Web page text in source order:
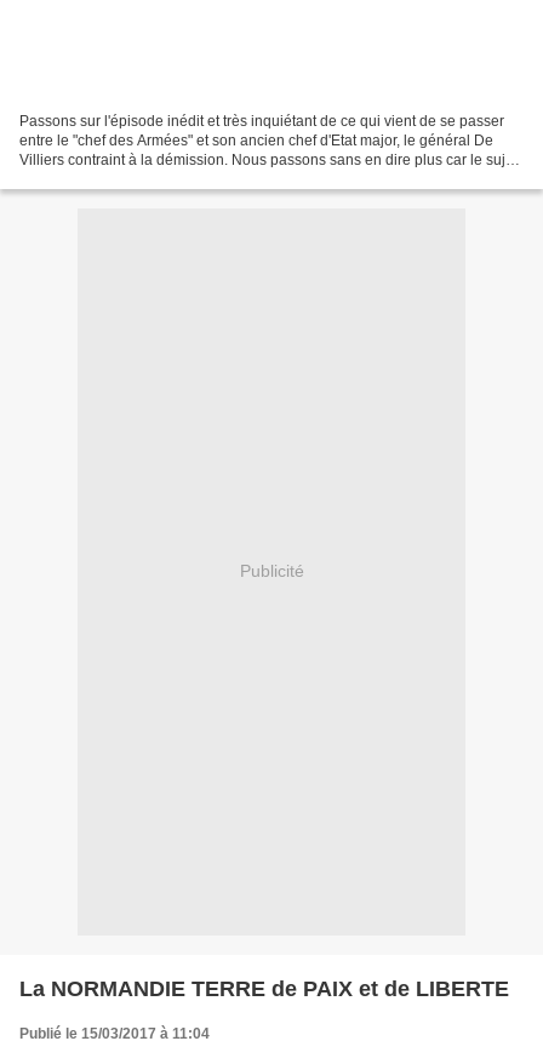
Passons sur l'épisode inédit et très inquiétant de ce qui vient de se passer
entre le "chef des Armées" et son ancien chef d'Etat major, le général De
Villiers contraint à la démission. Nous passons sans en dire plus car le sujet
Publicité
La NORMANDIE TERRE de PAIX et de LIBERTE
Publié le 15/03/2017 à 11:04